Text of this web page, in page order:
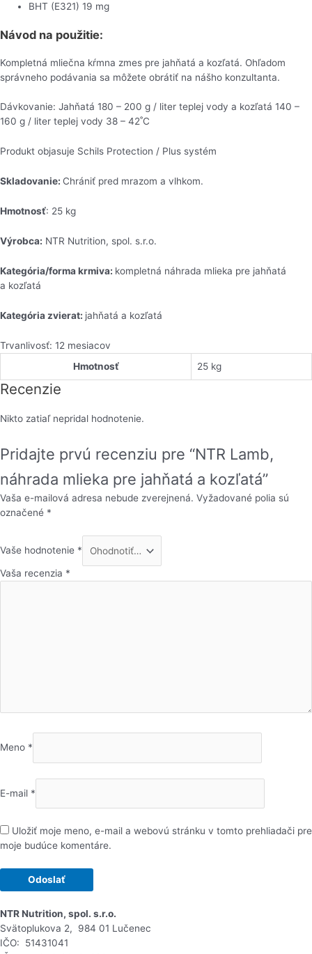
BHT (E321) 19 mg
Návod na použitie:
Kompletná mliečna kŕmna zmes pre jahňatá a kozľatá. Ohľadom
správneho podávania sa môžete obrátiť na nášho konzultanta.
Dávkovanie: Jahňatá 180 – 200 g / liter teplej vody a kozľatá 140 –
160 g / liter teplej vody 38 – 42˚C
Produkt objasuje Schils Protection / Plus systém
Skladovanie: Chrániť pred mrazom a vlhkom.
Hmotnosť: 25 kg
Výrobca: NTR Nutrition, spol. s.r.o.
Kategória/forma krmiva: kompletná náhrada mlieka pre jahňatá
a kozľatá
Kategória zvierat: jahňatá a kozľatá
Trvanlivosť: 12 mesiacov
Hmotnosť
25 kg
Recenzie
Nikto zatiaľ nepridal hodnotenie.
Pridajte prvú recenziu pre “NTR Lamb,
náhrada mlieka pre jahňatá a kozľatá”
Vaša e-mailová adresa nebude zverejnená. Vyžadované polia sú
označené *
Vaše hodnotenie *
Vaša recenzia *
Meno *
E-mail *
Uložiť moje meno, e-mail a webovú stránku v tomto prehliadači pre
moje budúce komentáre.
NTR Nutrition, spol. s.r.o.
Svätoplukova 2, 984 01 Lučenec
IČO: 51431041